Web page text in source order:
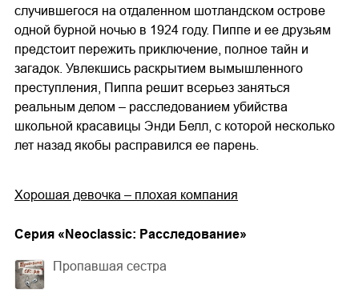
случившегося на отдаленном шотландском острове
одной бурной ночью в 1924 году. Пиппе и ее друзьям
предстоит пережить приключение, полное тайн и
загадок. Увлекшись раскрытием вымышленного
преступления, Пиппа решит всерьез заняться
реальным делом – расследованием убийства
школьной красавицы Энди Белл, с которой несколько
лет назад якобы расправился ее парень.
Хорошая девочка – плохая компания
Cерия « Neoclassic: Расследование»
Пропавшая сестра